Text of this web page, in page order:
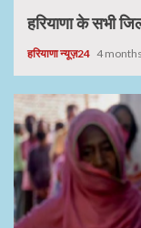
हरियाणा के सभी
हरियाणा न्यूज़24 4